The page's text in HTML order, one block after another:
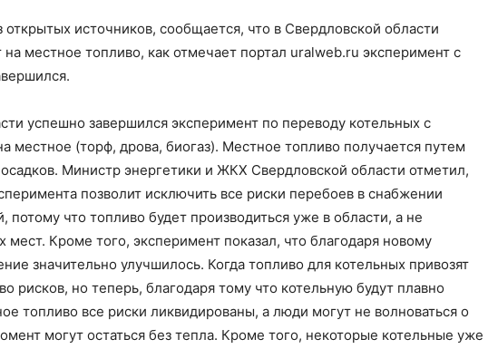
источников, сообщается, что в Свердловской области
на местное топливо, как отмечает портал uralweb.ru эксперимент с
успешно завершился эксперимент по переводу котельных с
местное (торф, дрова, биогаз). Местное топливо получается путем
Министр энергетики и ЖКХ Свердловской области отметил,
позволит исключить все риски перебоев в снабжении
потому что топливо будет производиться уже в области, а не
мест. Кроме того, эксперимент показал, что благодаря новому
значительно улучшилось. Когда топливо для котельных привозят
рисков, но теперь, благодаря тому что котельную будут плавно
топливо все риски ликвидированы, а люди могут не волноваться о
могут остаться без тепла. Кроме того, некоторые котельные уже